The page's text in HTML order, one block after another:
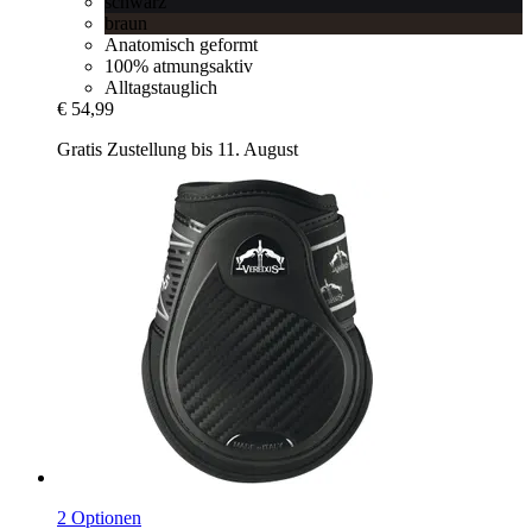
braun
Anatomisch geformt
100% atmungsaktiv
Alltagstauglich
€ 54,99
Gratis Zustellung bis 11. August
2 Optionen